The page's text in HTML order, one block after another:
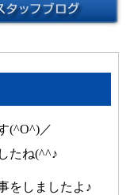
(^O^)／
たね(^^♪
をしましたよ♪